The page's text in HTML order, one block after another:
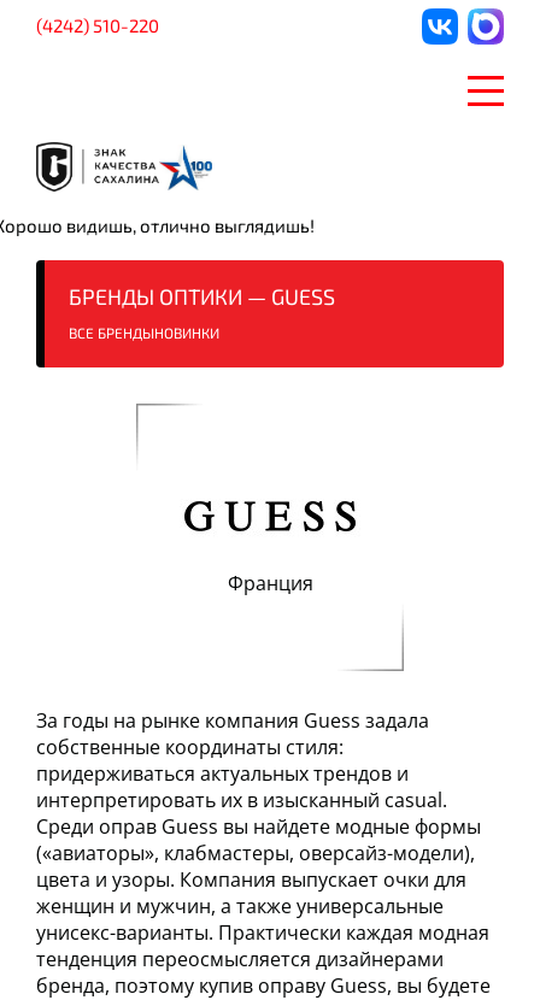
видишь, отлично выглядишь!
(4242) 510-220
БРЕНДЫ ОПТИКИ — GUESS
ВСЕ БРЕНДЫНОВИНКИ
Франция
За годы на рынке компания Guess задала
собственные координаты стиля:
придерживаться актуальных трендов и
интерпретировать их в изысканный casual.
Среди оправ Guess вы найдете модные формы
(«авиаторы», клабмастеры, оверсайз-модели),
цвета и узоры. Компания выпускает очки для
женщин и мужчин, а также универсальные
унисекс-варианты. Практически каждая модная
тенденция переосмысляется дизайнерами
бренда, поэтому купив оправу Guess, вы будете